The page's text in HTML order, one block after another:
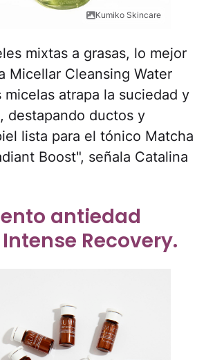
Kumiko Skincare
mixtas a grasas, lo mejor
Micellar Cleansing Water
micelas atrapa la suciedad y
destapando ductos y
lista para el tónico Matcha
Boost", señala Catalina
antiedad
Recovery.